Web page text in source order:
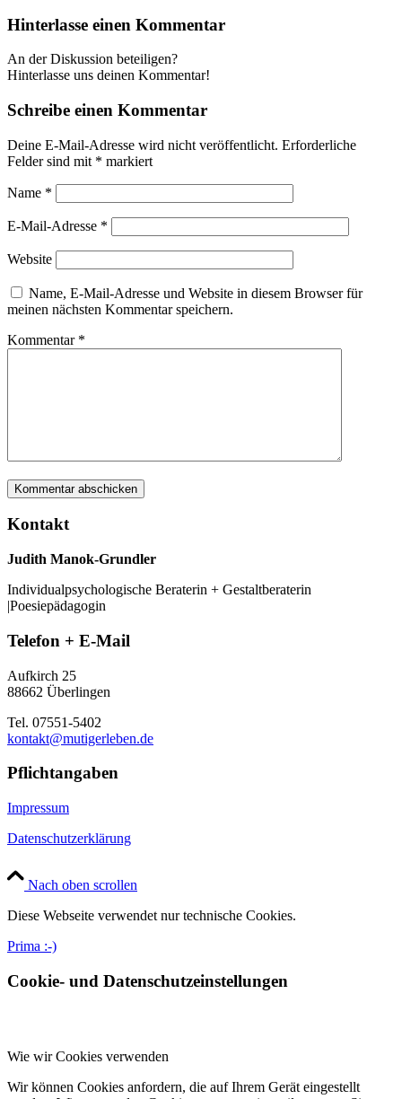
Hinterlasse einen Kommentar
An der Diskussion beteiligen?
Hinterlasse uns deinen Kommentar!
Schreibe einen Kommentar
Deine E-Mail-Adresse wird nicht veröffentlicht. Erforderliche
Felder sind mit * markiert
Name *
E-Mail-Adresse *
Website
Name, E-Mail-Adresse und Website in diesem Browser für
meinen nächsten Kommentar speichern.
Kommentar *
Kontakt
Judith Manok-Grundler
Individualpsychologische Beraterin + Gestaltberaterin
|Poesiepädagogin
Telefon + E-Mail
Aufkirch 25
88662 Überlingen
Tel. 07551-5402
kontakt@mutigerleben.de
Pflichtangaben
Impressum
Datenschutzerklärung
Nach oben scrollen
Diese Webseite verwendet nur technische Cookies.
Prima :-)
Cookie- und Datenschutzeinstellungen
Wie wir Cookies verwenden
Wir können Cookies anfordern, die auf Ihrem Gerät eingestellt